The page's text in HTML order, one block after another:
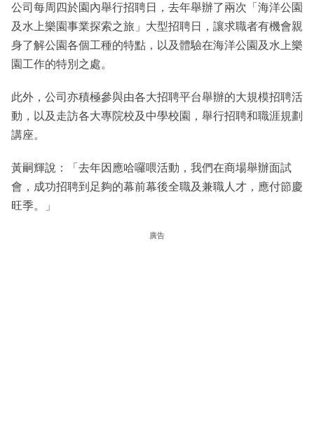
公司每周四於園內舉行招聘日，去年舉辦了兩次「海洋公園
及水上樂園事業探索之旅」大型招聘日，讓求職者有機會親
身了解公園各個工種的特點，以及體驗在海洋公園及水上樂
園工作的特別之處。
此外，公司亦積極參與由各大招聘平台舉辦的大規模招聘活
動，以及走訪各大專院校及中學校園，舉行招聘和職涯規劃
講座。
黃嗣輝說：「去年因應哈囉喂活動，我們在商場舉辦面試
會，成功招聘到足夠的幕前幕後全職及兼職人才，應付節慶
旺季。」
廣告